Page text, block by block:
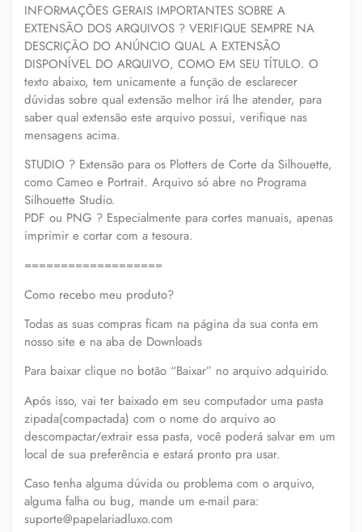
INFORMAÇÕES GERAIS IMPORTANTES SOBRE A
EXTENSÃO DOS ARQUIVOS ? VERIFIQUE SEMPRE NA
DESCRIÇÃO DO ANÚNCIO QUAL A EXTENSÃO
DISPONÍVEL DO ARQUIVO, COMO EM SEU TÍTULO. O
texto abaixo, tem unicamente a função de esclarecer
dúvidas sobre qual extensão melhor irá lhe atender, para
saber qual extensão este arquivo possui, verifique nas
mensagens acima.
STUDIO ? Extensão para os Plotters de Corte da Silhouette,
como Cameo e Portrait. Arquivo só abre no Programa
Silhouette Studio.
PDF ou PNG ? Especialmente para cortes manuais, apenas
imprimir e cortar com a tesoura.
===================
Como recebo meu produto?
Todas as suas compras ficam na página da sua conta em
nosso site e na aba de Downloads
Para baixar clique no botão “Baixar” no arquivo adquirido.
Após isso, vai ter baixado em seu computador uma pasta
zipada(compactada) com o nome do arquivo ao
descompactar/extrair essa pasta, você poderá salvar em um
local de sua preferência e estará pronto pra usar.
Caso tenha alguma dúvida ou problema com o arquivo,
alguma falha ou bug, mande um e-mail para:
suporte@papelariadluxo.com